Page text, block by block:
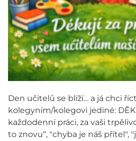
Den učitelů se blíží… a já chci
kolegyním/kolegovi jediné:
každodenní práci, za vaši
to znovu“, "chyba je náš přítel",